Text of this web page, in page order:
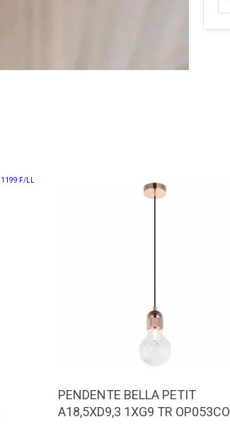
PENDENTE BELLA PETIT
A18,5XD9,3 1XG9 TR OP053CO